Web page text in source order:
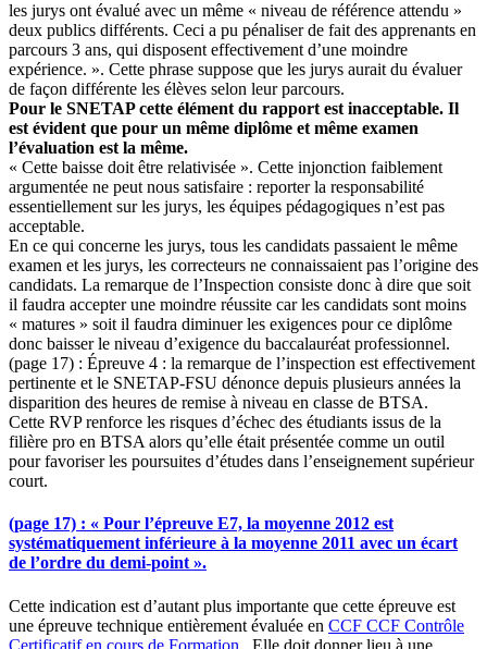
les jurys ont évalué avec un même « niveau de référence attendu »
deux publics différents. Ceci a pu pénaliser de fait des apprenants en
parcours 3 ans, qui disposent effectivement d’une moindre
expérience. ». Cette phrase suppose que les jurys aurait du évaluer
de façon différente les élèves selon leur parcours.
Pour le SNETAP cette élément du rapport est inacceptable. Il
est évident que pour un même diplôme et même examen
l’évaluation est la même.
« Cette baisse doit être relativisée ». Cette injonction faiblement
argumentée ne peut nous satisfaire : reporter la responsabilité
essentiellement sur les jurys, les équipes pédagogiques n’est pas
acceptable.
En ce qui concerne les jurys, tous les candidats passaient le même
examen et les jurys, les correcteurs ne connaissaient pas l’origine des
candidats. La remarque de l’Inspection consiste donc à dire que soit
il faudra accepter une moindre réussite car les candidats sont moins
« matures » soit il faudra diminuer les exigences pour ce diplôme
donc baisser le niveau d’exigence du baccalauréat professionnel.
(page 17) : Épreuve 4 : la remarque de l’inspection est effectivement
pertinente et le SNETAP-FSU dénonce depuis plusieurs années la
disparition des heures de remise à niveau en classe de BTSA.
Cette RVP renforce les risques d’échec des étudiants issus de la
filière pro en BTSA alors qu’elle était présentée comme un outil
pour favoriser les poursuites d’études dans l’enseignement supérieur
court.
(page 17) : « Pour l’épreuve E7, la moyenne 2012 est
systématiquement inférieure à la moyenne 2011 avec un écart
de l’ordre du demi-point ».
Cette indication est d’autant plus importante que cette épreuve est
une épreuve technique entièrement évaluée en CCF CCF Contrôle
Certificatif en cours de Formation
. Elle doit donner lieu à une